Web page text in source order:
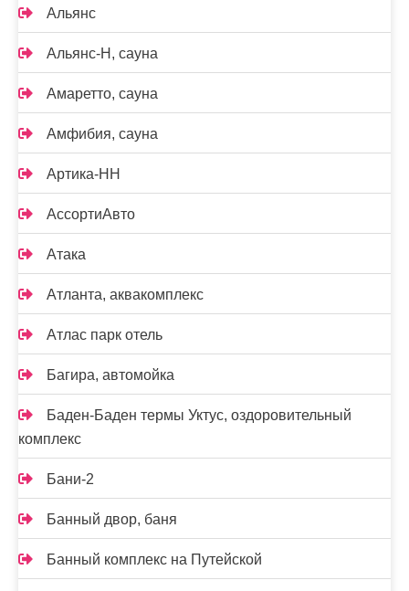
Альянс
Альянс-Н, сауна
Амаретто, сауна
Амфибия, сауна
Артика-НН
АссортиАвто
Атака
Атланта, аквакомплекс
Атлас парк отель
Багира, автомойка
Баден-Баден термы Уктус, оздоровительный
комплекс
Бани-2
Банный двор, баня
Банный комплекс на Путейской